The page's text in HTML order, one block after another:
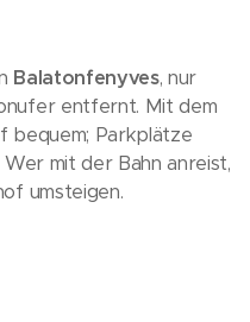
Balatonfenyves, nur
entfernt. Mit dem
bequem; Parkplätze
mit der Bahn anreist,
umsteigen.